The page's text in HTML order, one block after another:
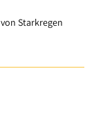
Starkregen